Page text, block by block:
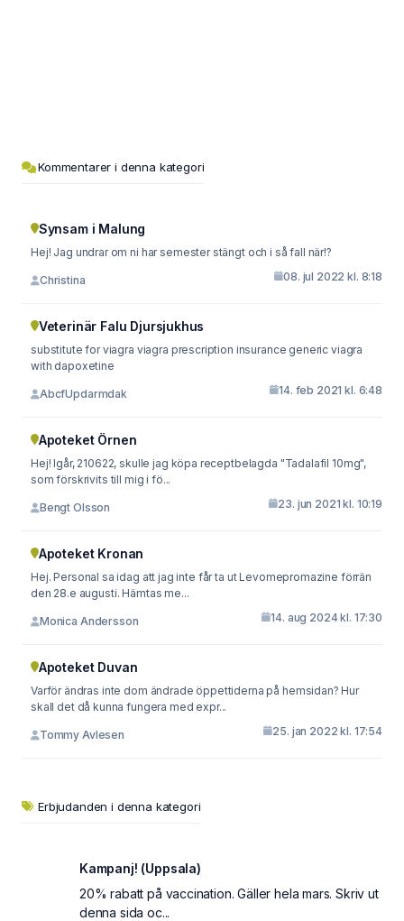
Kommentarer i denna kategori
Synsam i Malung
Hej! Jag undrar om ni har semester stängt och i så fall när!?
Christina 08. jul 2022 kl. 8:18
Veterinär Falu Djursjukhus
substitute for viagra viagra prescription insurance generic viagra
with dapoxetine
AbcfUpdarmdak 14. feb 2021 kl. 6:48
Apoteket Örnen
Hej! Igår, 210622, skulle jag köpa receptbelagda "Tadalafil 10mg",
som förskrivits till mig i fö...
Bengt Olsson 23. jun 2021 kl. 10:19
Apoteket Kronan
Hej. Personal sa idag att jag inte får ta ut Levomepromazine förrän
den 28.e augusti. Hämtas me...
Monica Andersson 14. aug 2024 kl. 17:30
Apoteket Duvan
Varför ändras inte dom ändrade öppettiderna på hemsidan? Hur
skall det då kunna fungera med expr...
Tommy Avlesen 25. jan 2022 kl. 17:54
Erbjudanden i denna kategori
Kampanj! (Uppsala)
20% rabatt på vaccination. Gäller hela mars. Skriv ut
denna sida oc...